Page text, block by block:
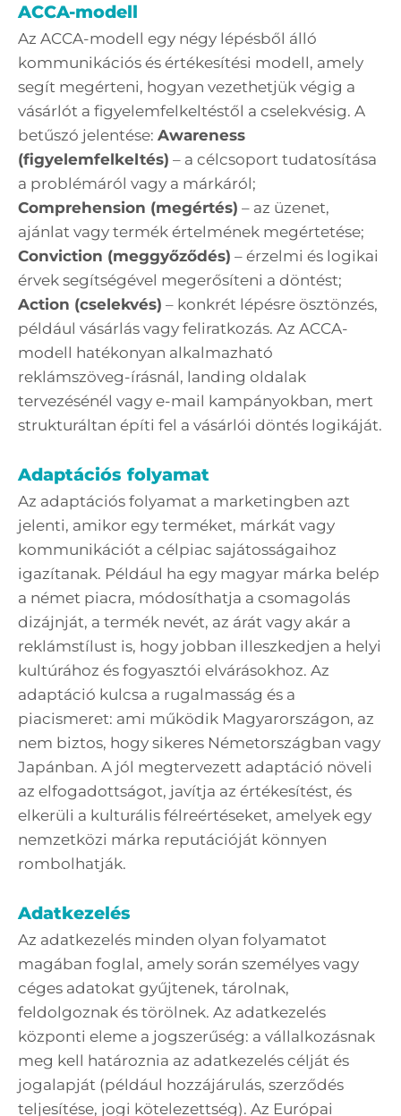
ACCA-modell
Az ACCA-modell egy négy lépésből álló
kommunikációs és értékesítési modell, amely
segít megérteni, hogyan vezethetjük végig a
vásárlót a figyelemfelkeltéstől a cselekvésig. A
betűszó jelentése: Awareness
(figyelemfelkeltés) – a célcsoport tudatosítása
a problémáról vagy a márkáról;
Comprehension (megértés) – az üzenet,
ajánlat vagy termék értelmének megértetése;
Conviction (meggyőződés) – érzelmi és logikai
érvek segítségével megerősíteni a döntést;
Action (cselekvés) – konkrét lépésre ösztönzés,
például vásárlás vagy feliratkozás. Az ACCA-
modell hatékonyan alkalmazható
reklámszöveg-írásnál, landing oldalak
tervezésénél vagy e-mail kampányokban, mert
strukturáltan építi fel a vásárlói döntés logikáját.
Adaptációs folyamat
Az adaptációs folyamat a marketingben azt
jelenti, amikor egy terméket, márkát vagy
kommunikációt a célpiac sajátosságaihoz
igazítanak. Például ha egy magyar márka belép
a német piacra, módosíthatja a csomagolás
dizájnját, a termék nevét, az árát vagy akár a
reklámstílust is, hogy jobban illeszkedjen a helyi
kultúrához és fogyasztói elvárásokhoz. Az
adaptáció kulcsa a rugalmasság és a
piacismeret: ami működik Magyarországon, az
nem biztos, hogy sikeres Németországban vagy
Japánban. A jól megtervezett adaptáció növeli
az elfogadottságot, javítja az értékesítést, és
elkerüli a kulturális félreértéseket, amelyek egy
nemzetközi márka reputációját könnyen
rombolhatják.
Adatkezelés
Az adatkezelés minden olyan folyamatot
magában foglal, amely során személyes vagy
céges adatokat gyűjtenek, tárolnak,
feldolgoznak és törölnek. Az adatkezelés
központi eleme a jogszerűség: a vállalkozásnak
meg kell határoznia az adatkezelés célját és
jogalapját (például hozzájárulás, szerződés
teljesítése, jogi kötelezettség). Az Európai